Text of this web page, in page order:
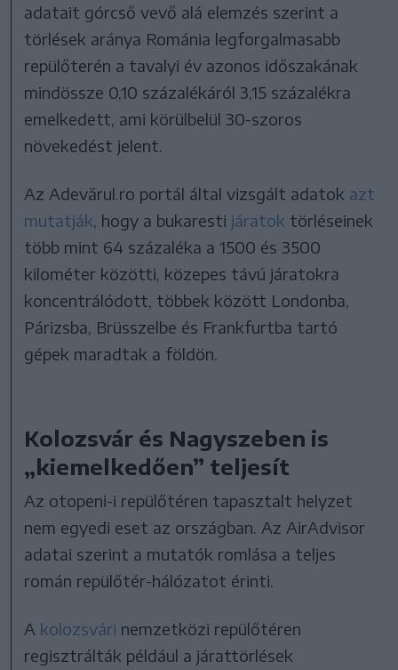
adatait górcső vevő alá elemzés szerint a
törlések aránya Románia legforgalmasabb
repülőterén a tavalyi év azonos időszakának
mindössze 0,10 százalékáról 3,15 százalékra
emelkedett, ami körülbelül 30-szoros
növekedést jelent.
Az Adevărul.ro portál által vizsgált adatok azt
mutatják, hogy a bukaresti járatok törléseinek
több mint 64 százaléka a 1500 és 3500
kilométer közötti, közepes távú járatokra
koncentrálódott, többek között Londonba,
Párizsba, Brüsszelbe és Frankfurtba tartó
gépek maradtak a földön.
Kolozsvár és Nagyszeben is
„kiemelkedően” teljesít
Az otopeni-i repülőtéren tapasztalt helyzet
nem egyedi eset az országban. Az AirAdvisor
adatai szerint a mutatók romlása a teljes
román repülőtér-hálózatot érinti.
A kolozsvári nemzetközi repülőtéren
regisztrálták például a járattörlések